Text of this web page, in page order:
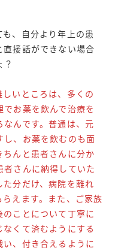
、自分より年上の患
接話ができない場合
いところは、多くの
お薬を飲んで治療を
んです。普通は、元
、お薬を飲むのも面
んと患者さんに分か
者さんに納得していた
分だけ、病院を離れ
えます。また、ご家族
ことについて丁寧に
くて済むようにする
、付き合えるように